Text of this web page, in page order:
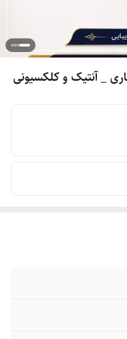
_ آنتیک و کلکسیونی